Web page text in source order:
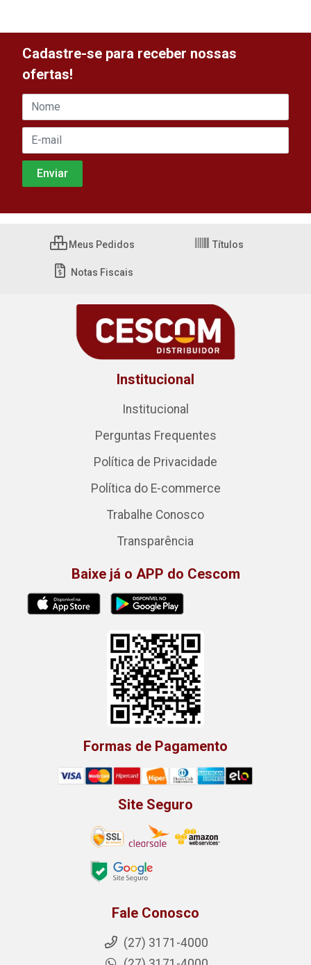
Cadastre-se para receber nossas
ofertas!
Meus Pedidos Títulos
Notas Fiscais
Institucional
Institucional
Perguntas Frequentes
Política de Privacidade
Política do E-commerce
Trabalhe Conosco
Transparência
Baixe já o APP do Cescom
Formas de Pagamento
Site Seguro
Fale Conosco
(27) 3171-4000